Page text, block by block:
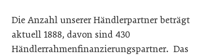
Die Anzahl unserer Händlerpartner beträgt
aktuell 1888, davon sind 430
Händlerrahmenfinanzierungspartner. Das